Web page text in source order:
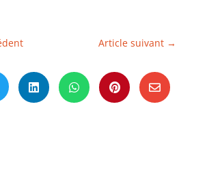
Article suivant →
   